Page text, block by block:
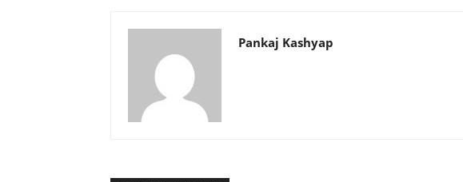
Pankaj Kashyap